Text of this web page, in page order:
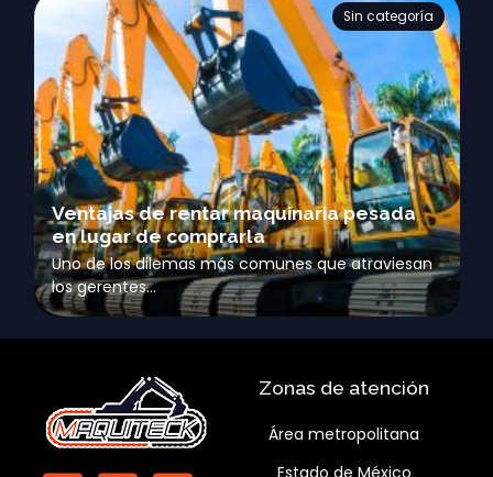
Sin categoría
Ventajas de rentar maquinaria pesada
en lugar de comprarla
Uno de los dilemas más comunes que atraviesan
los gerentes…
Zonas de atención
Área metropolitana